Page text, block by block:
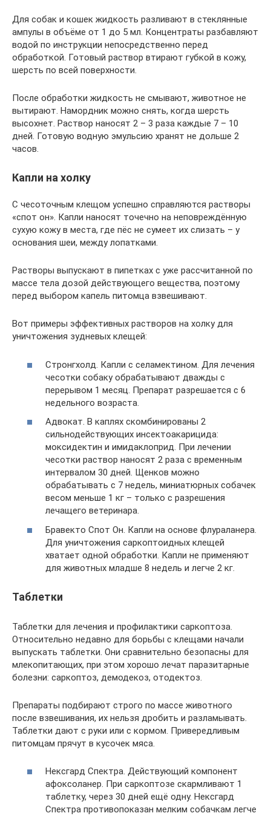
Для собак и кошек жидкость разливают в стеклянные
ампулы в объёме от 1 до 5 мл. Концентраты разбавляют
водой по инструкции непосредственно перед
обработкой. Готовый раствор втирают губкой в кожу,
шерсть по всей поверхности.
После обработки жидкость не смывают, животное не
вытирают. Намордник можно снять, когда шерсть
высохнет. Раствор наносят 2 – 3 раза каждые 7 – 10
дней. Готовую водную эмульсию хранят не дольше 2
часов.
Капли на холку
С чесоточным клещом успешно справляются растворы
«спот он». Капли наносят точечно на неповреждённую
сухую кожу в места, где пёс не сумеет их слизать – у
основания шеи, между лопатками.
Растворы выпускают в пипетках с уже рассчитанной по
массе тела дозой действующего вещества, поэтому
перед выбором капель питомца взвешивают.
Вот примеры эффективных растворов на холку для
уничтожения зудневых клещей:
Стронгхолд. Капли с селамектином. Для лечения
чесотки собаку обрабатывают дважды с
перерывом 1 месяц. Препарат разрешается с 6
недельного возраста.
Адвокат. В каплях скомбинированы 2
сильнодействующих инсектоакарицида:
моксидектин и имидаклоприд. При лечении
чесотки раствор наносят 2 раза с временным
интервалом 30 дней. Щенков можно
обрабатывать с 7 недель, миниатюрных собачек
весом меньше 1 кг – только с разрешения
лечащего ветеринара.
Бравекто Спот Он. Капли на основе флураланера.
Для уничтожения саркоптоидных клещей
хватает одной обработки. Капли не применяют
для животных младше 8 недель и легче 2 кг.
Таблетки
Таблетки для лечения и профилактики саркоптоза.
Относительно недавно для борьбы с клещами начали
выпускать таблетки. Они сравнительно безопасны для
млекопитающих, при этом хорошо лечат паразитарные
болезни: саркоптоз, демодекоз, отодектоз.
Препараты подбирают строго по массе животного
после взвешивания, их нельзя дробить и разламывать.
Таблетки дают с руки или с кормом. Привередливым
питомцам прячут в кусочек мяса.
Нексгард Спектра. Действующий компонент
афоксоланер. При саркоптозе скармливают 1
таблетку, через 30 дней ещё одну. Нексгард
Спектра противопоказан мелким собачкам легче